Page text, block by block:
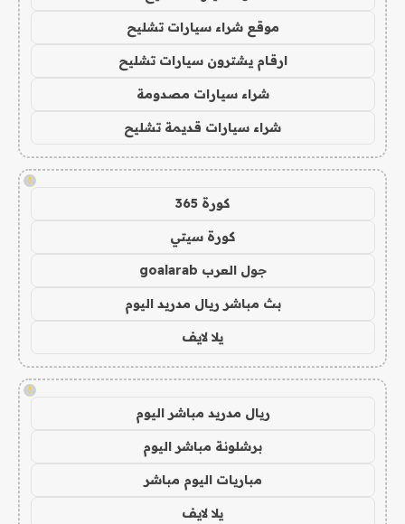
موقع شراء سيارات تشليح
ارقام يشترون سيارات تشليح
شراء سيارات مصدومة
شراء سيارات قديمة تشليح
!
كورة 365
كورة سيتي
جول العرب goalarab
بث مباشر ريال مدريد اليوم
يلا لايف
!
ريال مدريد مباشر اليوم
برشلونة مباشر اليوم
مباريات اليوم مباشر
يلا لايف